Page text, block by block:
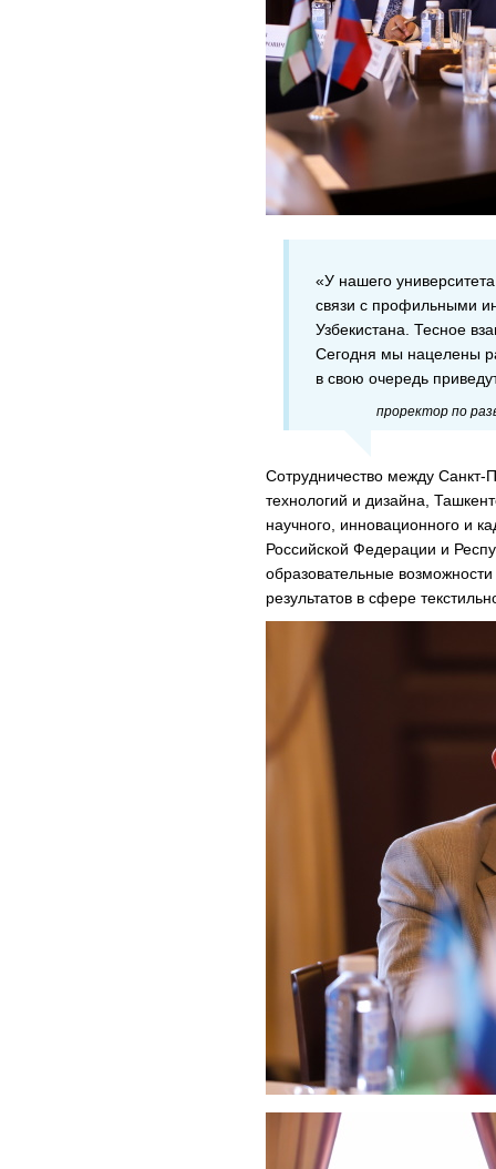
«У нашего
связи с профильными
Узбекистана. Тесное
Сегодня мы нацелены
в свою очередь
проректор по
Сотрудничество между Санкт-
технологий и дизайна,
научного, инновационного и
Российской Федерации и
образовательные
результатов в сфере